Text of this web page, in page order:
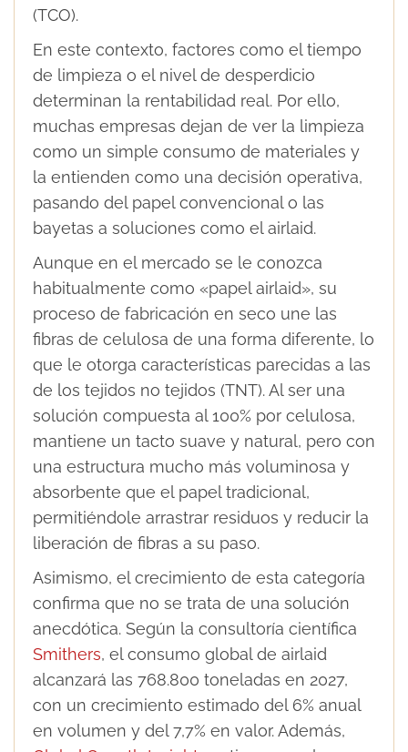
(TCO).
En este contexto, factores como el tiempo
de limpieza o el nivel de desperdicio
determinan la rentabilidad real. Por ello,
muchas empresas dejan de ver la limpieza
como un simple consumo de materiales y
la entienden como una decisión operativa,
pasando del papel convencional o las
bayetas a soluciones como el airlaid.
Aunque en el mercado se le conozca
habitualmente como «papel airlaid», su
proceso de fabricación en seco une las
fibras de celulosa de una forma diferente, lo
que le otorga características parecidas a las
de los tejidos no tejidos (TNT). Al ser una
solución compuesta al 100% por celulosa,
mantiene un tacto suave y natural, pero con
una estructura mucho más voluminosa y
absorbente que el papel tradicional,
permitiéndole arrastrar residuos y reducir la
liberación de fibras a su paso.
Asimismo, el crecimiento de esta categoría
confirma que no se trata de una solución
anecdótica. Según la consultoría científica
Smithers, el consumo global de airlaid
alcanzará las 768.800 toneladas en 2027,
con un crecimiento estimado del 6% anual
en volumen y del 7,7% en valor. Además,